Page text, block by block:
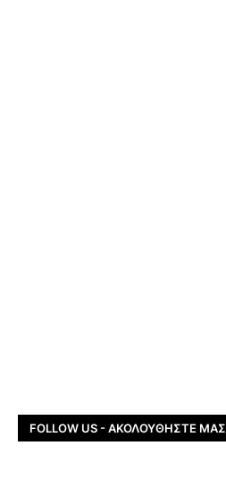
FOLLOW US - ΑΚΟΛΟΥΘΉΣΤΕ ΜΑΣ